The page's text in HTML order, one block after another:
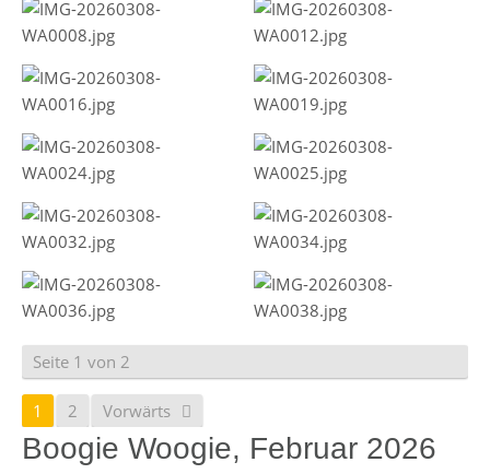
Seite 1 von 2
1 2 Vorwärts
Boogie Woogie, Februar 2026